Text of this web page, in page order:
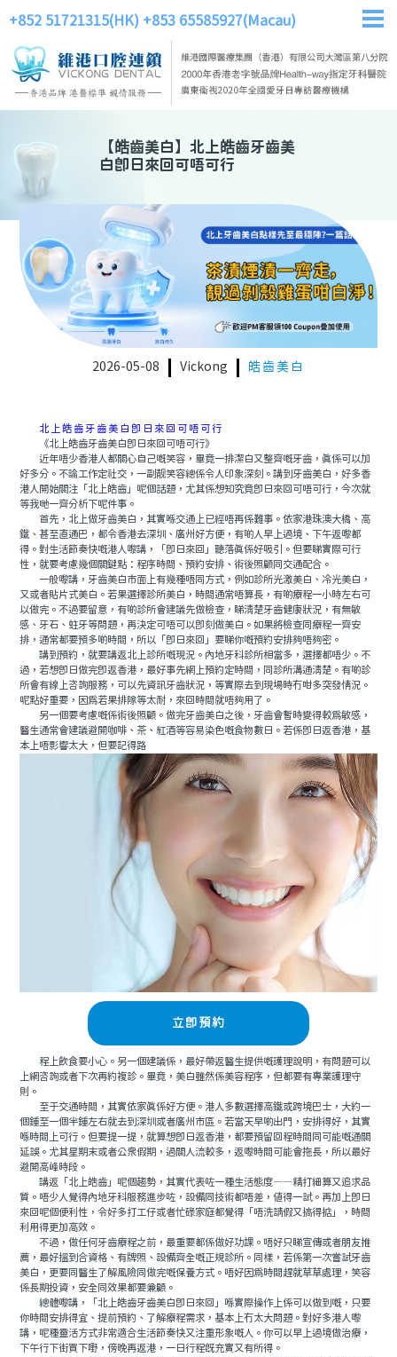
+852 51721315(HK) +853 65585927(Macau)
【皓齒美白】 北上皓齒牙齒美
白即日來回可唔可行
2026-05-08 Vickong 皓齒美白
北上皓齒牙齒美白即日來回可唔可行
《北上皓齒牙齒美白即日來回可唔可行》
近年唔少香港人都關心自己嘅笑容，畢竟一排潔白又整齊嘅牙齒，真係可以加
好多分。不論工作定社交，一副靓笑容總係令人印象深刻。講到牙齒美白，好多香
港人開始關注「北上皓齒」呢個話題，尤其係想知究竟即日來回可唔可行，今次就
等我哋一齊分析下呢件事。
首先，北上做牙齒美白，其實喺交通上已經唔再係難事。依家港珠澳大橋、高
鐵、甚至直通巴，都令香港去深圳、廣州好方便，有啲人早上過境、下午返嚟都
得。對生活節奏快嘅港人嚟講，「即日來回」聽落真係好吸引。但要睇實際可行
性，就要考慮幾個關鍵點：程序時間、預約安排、術後照顧同交通配合。
一般嚟講，牙齒美白市面上有幾種唔同方式，例如診所光激美白、冷光美白，
又或者貼片式美白。若果選擇診所美白，時間通常唔算長，有啲療程一小時左右可
以做完。不過要留意，有啲診所會建議先做檢查，睇清楚牙齒健康狀況，有無敏
感、牙石、蛀牙等問題，再決定可唔可以即刻做美白。如果將檢查同療程一齊安
排，通常都要預多啲時間，所以「即日來回」要睇你嘅預約安排夠唔夠密。
講到預約，就要講返北上診所嘅現況。內地牙科診所相當多，選擇都唔少。不
過，若想即日做完即返香港，最好事先網上預約定時間，同診所溝通清楚。有啲診
所會有線上咨詢服務，可以先資訊牙齒狀況，等實際去到現場時冇咁多突發情況。
呢點好重要，因爲若果排隊等太耐，來回時間就唔夠用了。
另一個要考慮嘅係術後照顧。做完牙齒美白之後，牙齒會暫時變得較爲敏感，
醫生通常會建議避開咖啡、茶、紅酒等容易染色嘅食物數日。若係即日返香港，基
本上唔影響太大，但要記得路
立即預約
程上飲食要小心。另一個建議係，最好帶返醫生提供嘅護理說明，有問題可以
上網咨詢或者下次再約複診。畢竟，美白雖然係美容程序，但都要有專業護理守
則。
至于交通時間，其實依家真係好方便。港人多數選擇高鐵或跨境巴士，大約一
個鍾至一個半鍾左右就去到深圳或者廣州市區。若當天早啲出門，安排得好，其實
喺時間上可行。但要提一提，就算想即日返香港，都要預留回程時間同可能嘅通關
延誤。尤其星期末或者公衆假期，過關人流較多，返嚟時間可能會拖長，所以最好
避開高峰時段。
講返「北上皓齒」呢個趨勢，其實代表咗一種生活態度——精打細算又追求品
質。唔少人覺得內地牙科服務進步咗，設備同技術都唔差，值得一試。再加上即日
來回呢個便利性，令好多打工仔或者忙碌家庭都覺得「唔洗請假又搞得掂」，時間
利用得更加高效。
不過，做任何牙齒療程之前，最重要都係做好功課。唔好只睇宣傳或者朋友推
薦，最好搵到合資格、有牌照、設備齊全嘅正規診所。同樣，若係第一次嘗試牙齒
美白，更要同醫生了解風險同做完嘅保養方式。唔好因爲時間趕就草草處理，笑容
係長期投資，安全同效果都要兼顧。
總體嚟講，「北上皓齒牙齒美白即日來回」喺實際操作上係可以做到嘅，只要
你時間安排得宜、提前預約、了解療程需求，基本上冇太大問題。對好多港人嚟
講，呢種靈活方式非常適合生活節奏快又注重形象嘅人。你可以早上過境做治療，
下午行下街買下嘢，傍晚再返港，一日行程既充實又有所得。